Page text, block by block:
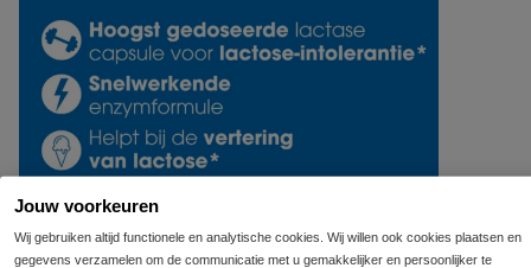
Jouw voorkeuren
Wij gebruiken altijd functionele en analytische cookies. Wij willen ook cookies plaatsen en
gegevens verzamelen om de communicatie met u gemakkelijker en persoonlijker te